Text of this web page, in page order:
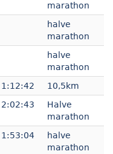
marathon
halve
marathon
halve
marathon
1:12:42
10,5km
2:02:43
Halve
marathon
1:53:04
halve
marathon